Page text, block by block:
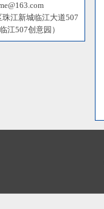
江新城临江大道507
江507创意园）